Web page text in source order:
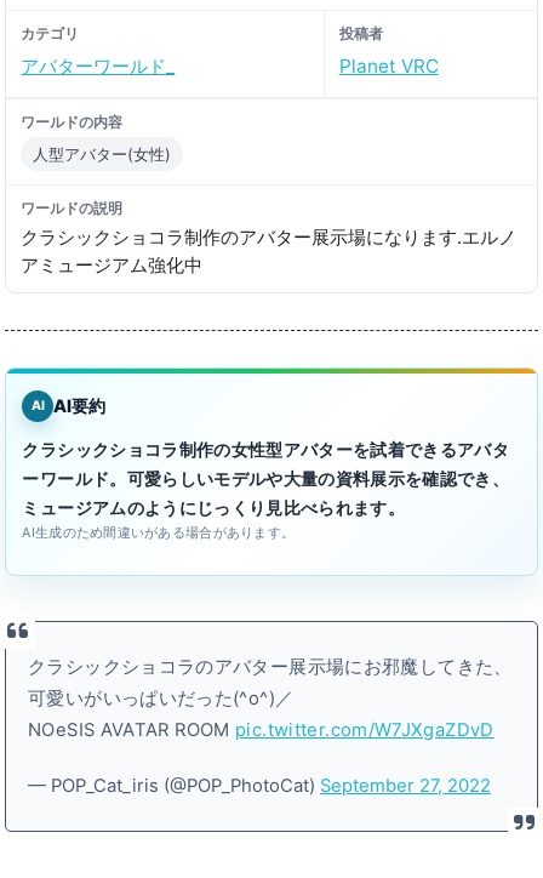
カテゴリ
アバターワールド_
投稿者
Planet VRC
ワールドの内容
人型アバター(女性)
ワールドの説明
クラシックショコラ制作のアバター展示場になります․エルノ
アミュージアム強化中
AI AI要約
クラシックショコラ制作の女性型アバターを試着できるアバタ
ーワールド。可愛らしいモデルや大量の資料展示を確認でき、
ミュージアムのようにじっくり見比べられます。
AI生成のため間違いがある場合があります。
クラシックショコラのアバター展示場にお邪魔してきた、
可愛いがいっぱいだった(^o^)／
NOeSIS AVATAR ROOM pic.twitter.com/W7JXgaZDvD
— POP_Cat_iris (@POP_PhotoCat) September 27, 2022